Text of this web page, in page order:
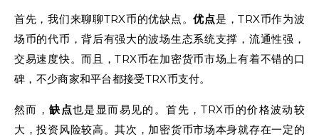
首先，我们来聊聊TRX币的优缺点。优点是，TRX币作为波
场币的代币，背后有强大的波场生态系统支撑，流通性强，
交易速度快。而且，TRX币在加密货币市场上有着不错的口
碑，不少商家和平台都接受TRX币支付。
然而，缺点也是显而易见的。首先，TRX币的价格波动较
大，投资风险较高。其次，加密货币市场本身就存在一定的